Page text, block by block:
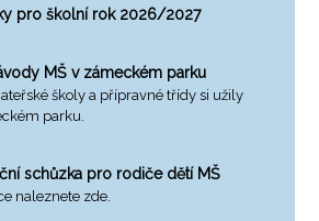
pro školní rok 2026/2027
MŠ v zámeckém parku
školy a přípravné třídy si užily
parku.
schůzka pro rodiče dětí MŠ
naleznete zde.